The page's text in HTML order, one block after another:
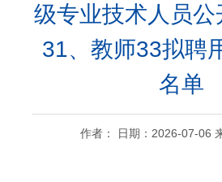
级专业技术人员
31、教师33拟聘
名单
作者： 日期：2026-07-06